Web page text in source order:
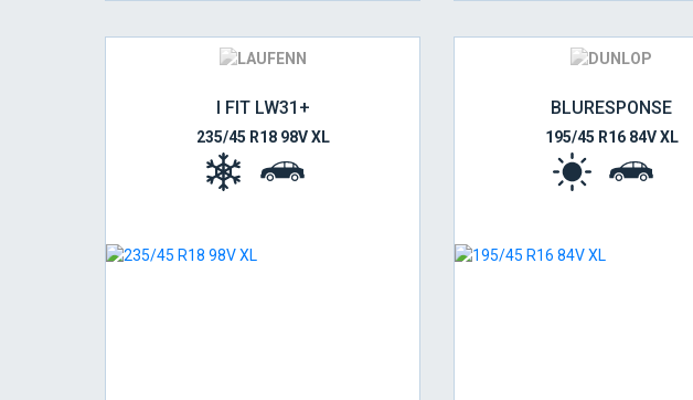
I FIT LW31+
235/45 R18 98V XL
BLURESPONSE
195/45 R16 84V XL